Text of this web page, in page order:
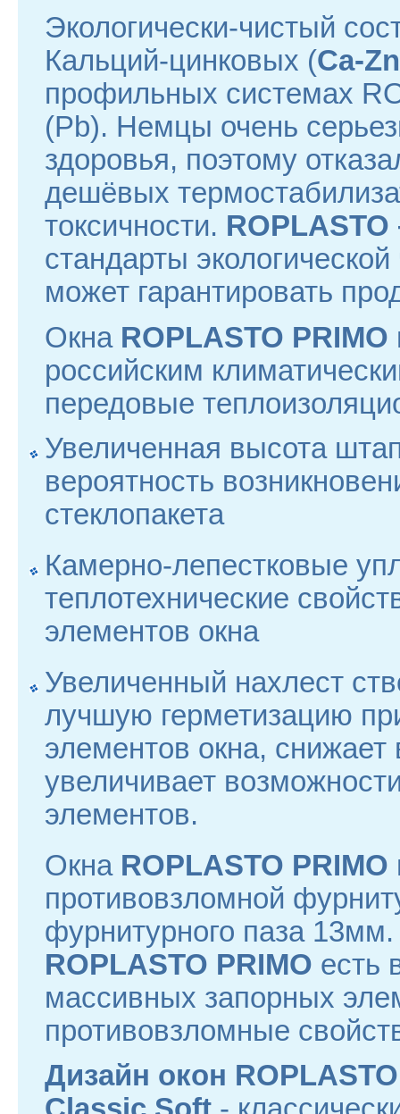
Экологически-чистый
Кальций-цинковых (Ca-
профильных системах
(Pb). Немцы очень
здоровья, поэтому
дешёвых
токсичности.
стандарты
может гарантировать
ОкнаROPLASTO PRIMO
российским
передовые
Увеличенная высота
вероятность
стеклопакета
Камерно-лепестковые
теплотехнические
элементов окна
Увеличенный нахлест
лучшую герметизацию
элементов окна, снижает
увеличивает
элементов.
ОкнаROPLASTO PRIMO
противовзломной
фурнитурного паза
ROPLASTO PRIMO есть
массивных запорных
противовзломные
Дизайн окон